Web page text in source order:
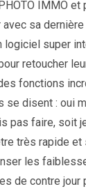
IMMO
avec sa
logiciel super
retoucher
fonctions
se disent : oui
pas faire, soit
très rapide
les
de contre jour